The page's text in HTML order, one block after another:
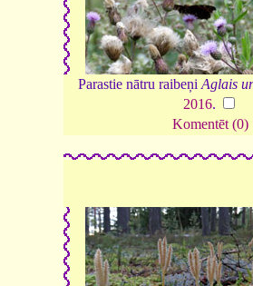
Parastie nātru raibeņiAglais
2016.
Komentēt (0)